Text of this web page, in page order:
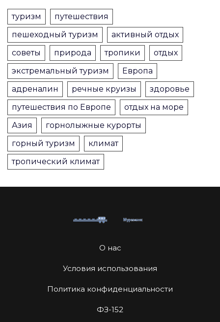
туризм
путешествия
пешеходный туризм
активный отдых
советы
природа тропики
отдых
экстремальный туризм
Европа
адреналин
речные круизы
здоровье
путешествия по Европе
отдых на море
Азия
горнолыжные курорты
горный туризм
климат
тропический климат
О нас
Условия использования
Политика конфиденциальности
ФЗ-152